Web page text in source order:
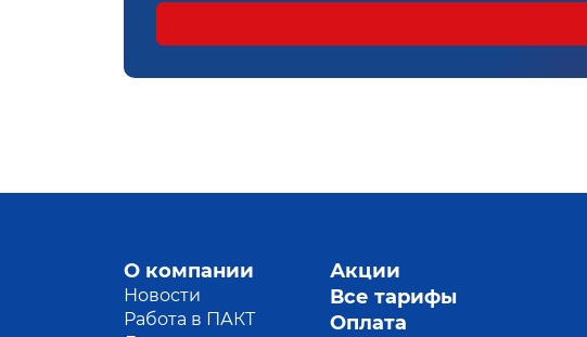
О компании
Новости
Работа в ПАКТ
Акции
Все тарифы
Оплата